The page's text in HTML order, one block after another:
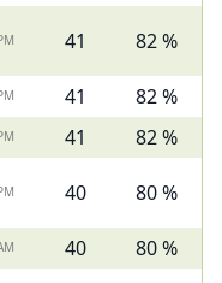
41 82 %
41
82 %
41 82 %
40 80 %
40
80 %